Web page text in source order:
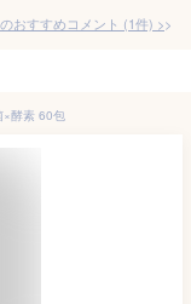
おすすめコメント (1件) >
×酵素 60包